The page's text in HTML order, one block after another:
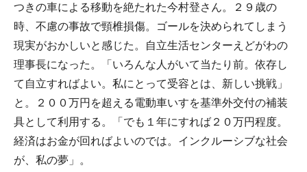
つきの車による移動を絶たれた今村登さん。２９歳の
時、不慮の事故で頸椎損傷。ゴールを決められてしまう
現実がおかしいと感じた。自立生活センターえどがわの
理事長になった。「いろんな人がいて当たり前。依存し
て自立すればよい。私にとって受容とは、新しい挑戦」
と。２００万円を超える電動車いすを基準外交付の補装
具として利用する。「でも１年にすれば２０万円程度。
経済はお金が回ればよいのでは。インクルーシブな社会
が、私の夢」。